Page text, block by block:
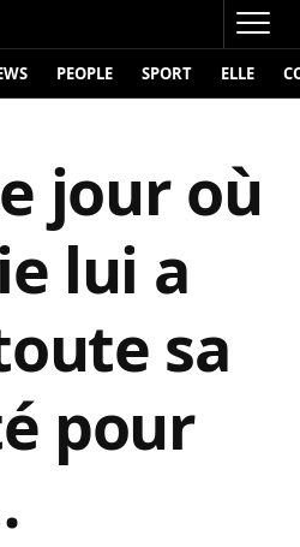
PEOPLE SPORT ELLE
jour où
lui a
sa
pour